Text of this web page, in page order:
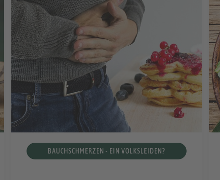
BAUCHSCHMERZEN - EIN VOLKSLEIDEN?